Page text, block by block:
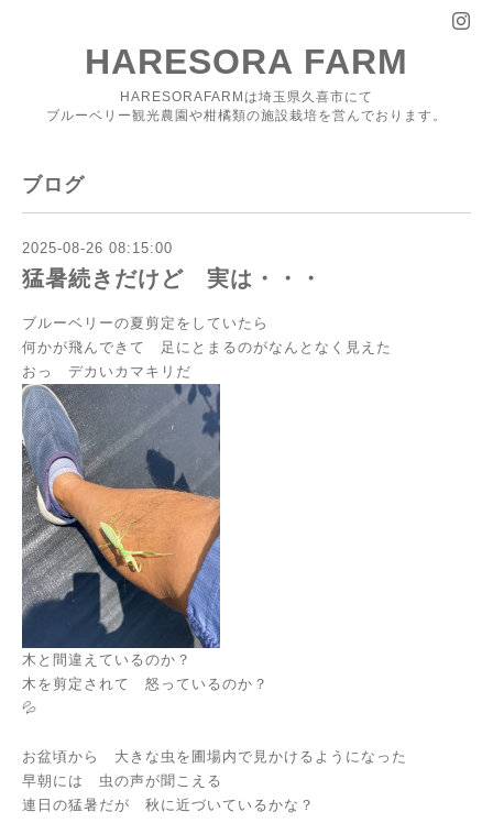
HARESORA FARM
HARESORAFARMは埼玉県久喜市にて
ブルーベリー観光農園や柑橘類の施設栽培を営んでおります。
ブログ
2025-08-26 08:15:00
猛暑続きだけど 実は・・・
ブルーベリーの夏剪定をしていたら
何かが飛んできて 足にとまるのがなんとなく見えた
おっ デカいカマキリだ
木と間違えているのか？
木を剪定されて 怒っているのか？
💦
お盆頃から 大きな虫を圃場内で見かけるようになった
早朝には 虫の声が聞こえる
連日の猛暑だが 秋に近づいているかな？